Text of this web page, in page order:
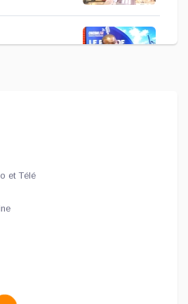
pour le
Le
et Télé